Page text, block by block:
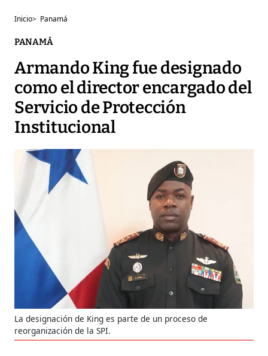
Inicio> Panamá
PANAMÁ
Armando King fue designado
como el director encargado del
Servicio de Protección
Institucional
La designación de King es parte de un proceso de
reorganización de la SPI.